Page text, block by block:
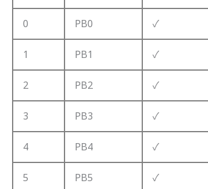
0 PB0 ✓
1 PB1 ✓
2 PB2 ✓
3 PB3 ✓
4 PB4 ✓
5 PB5 ✓